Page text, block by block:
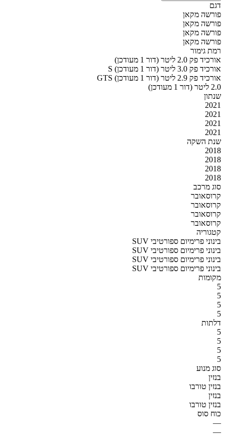
דגם
פורשה מקאן
פורשה מקאן
פורשה מקאן
פורשה מקאן
רמת גימור
אורכיד פק 2.0 ליטר (דור 1 מעודכן)
S אורכיד פק 3.0 ליטר (דור 1 מעודכן)
GTS אורכיד פק 2.9 ליטר (דור 1 מעודכן)
2.0 ליטר (דור 1 מעודכן)
שנתון
2021
2021
2021
2021
שנת השקה
2018
2018
2018
2018
סוג מרכב
קרוסאובר
קרוסאובר
קרוסאובר
קרוסאובר
קטגוריה
SUV בינוני פרימיום ספורטיבי
SUV בינוני פרימיום ספורטיבי
SUV בינוני פרימיום ספורטיבי
SUV בינוני פרימיום ספורטיבי
מקומות
5
5
5
5
דלתות
5
5
5
5
סוג מנוע
בנזין
בנזין טורבו
בנזין
בנזין טורבו
כוח סוס
—
—